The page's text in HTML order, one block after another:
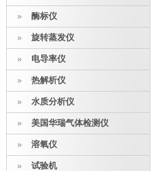
酶标仪
旋转蒸发仪
电导率仪
热解析仪
水质分析仪
美国华瑞气体检测仪
溶氧仪
试验机